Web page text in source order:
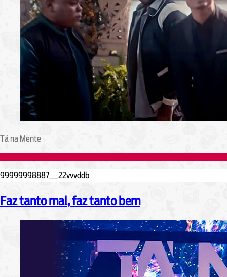
Tá na Mente
Faz tanto mal, faz tanto bem